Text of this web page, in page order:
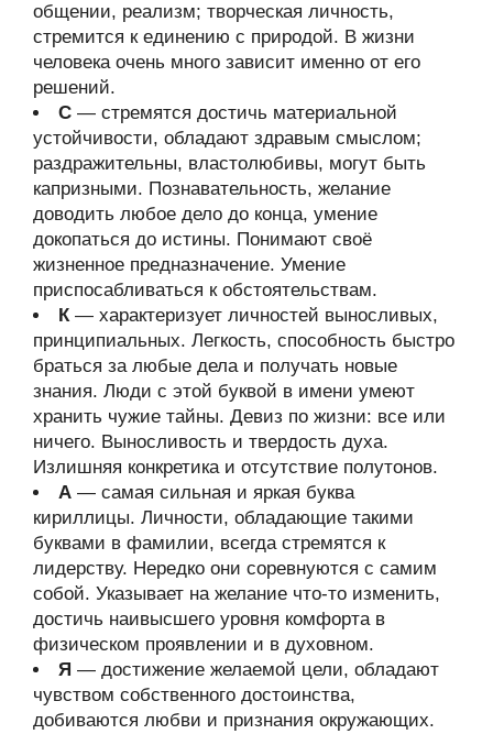
общении, реализм; творческая личность,
стремится к единению с природой. В жизни
человека очень много зависит именно от его
решений.
С — стремятся достичь материальной
устойчивости, обладают здравым смыслом;
раздражительны, властолюбивы, могут быть
капризными. Познавательность, желание
доводить любое дело до конца, умение
докопаться до истины. Понимают своё
жизненное предназначение. Умение
приспосабливаться к обстоятельствам.
К— характеризует личностей выносливых,
принципиальных. Легкость, способность быстро
браться за любые дела и получать новые
знания. Люди с этой буквой в имени умеют
хранить чужие тайны. Девиз по жизни: все или
ничего. Выносливость и твердость духа.
Излишняя конкретика и отсутствие полутонов.
А — самая сильная и яркая буква
кириллицы. Личности, обладающие такими
буквами в фамилии, всегда стремятся к
лидерству. Нередко они соревнуются с самим
собой. Указывает на желание что-то изменить,
достичь наивысшего уровня комфорта в
физическом проявлении и в духовном.
Я — достижение желаемой цели, обладают
чувством собственного достоинства,
добиваются любви и признания окружающих.